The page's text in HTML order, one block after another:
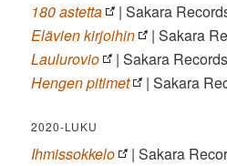
180 astetta
| Sakara
Elävien kirjoihin
| Sakara
Laulurovio
| Sakara
Hengen pitimet
| Sakara
2020-LUKU
Ihmissokkelo
| Sakara